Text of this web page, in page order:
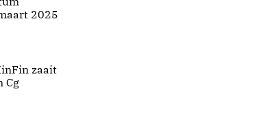
2025
zaait
Cg